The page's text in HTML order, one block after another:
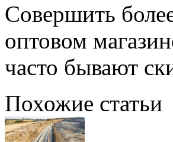
Совершить
оптовом
часто бывают
Похожие статьи